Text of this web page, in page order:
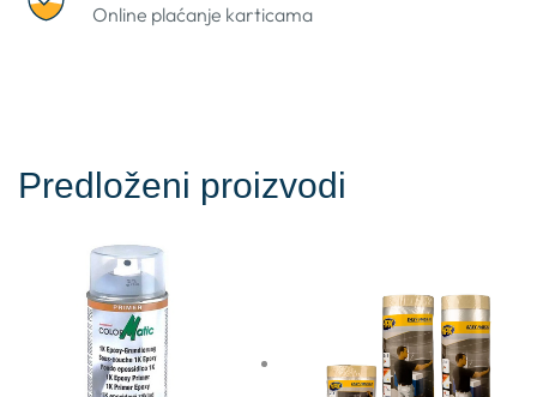
Online plaćanje karticama
Predloženi proizvodi